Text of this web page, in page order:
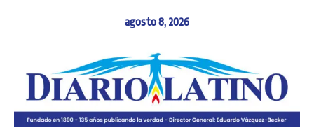
agosto 8, 2026